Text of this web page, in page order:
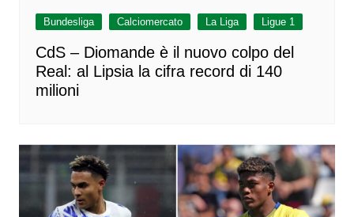
Bundesliga Calciomercato La Liga Ligue 1
CdS – Diomande è il nuovo colpo del
Real: al Lipsia la cifra record di 140
milioni